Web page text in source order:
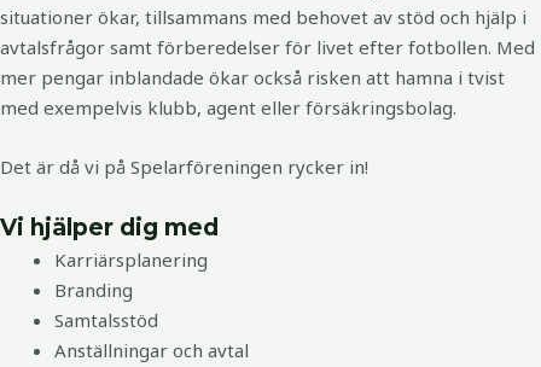
situationer ökar, tillsammans med behovet av stöd och hjälp i
avtalsfrågor samt förberedelser för livet efter fotbollen. Med
mer pengar inblandade ökar också risken att hamna i tvist
med exempelvis klubb, agent eller försäkringsbolag.
Det är då vi på Spelar­föreningen rycker in!
Vi hjälper dig med
Karriärsplanering
Branding
Samtalsstöd
Anställningar och avtal